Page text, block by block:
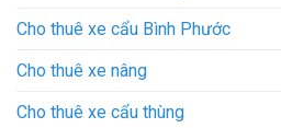
Cho thuê xe cẩu Bình Phước
Cho thuê xe nâng
Cho thuê xe cẩu thùng